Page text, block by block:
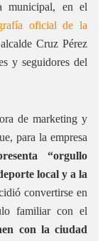
municipal, en el
oficial de la
Cruz Pérez
y seguidores del
de marketing y
para la empresa
“orgullo
local y a la
convertirse en
familiar con el
con la ciudad